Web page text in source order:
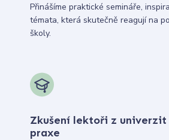
Přinášíme praktické semináře,
témata, která skutečně reagují na
školy.
Zkušení lektoři z
praxe